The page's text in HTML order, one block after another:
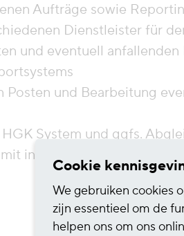
Aufträge sowie
Dienstleister für
und eventuell
Posten und Bearbeitung
System und ggfs.
internen Fachabteilungen
Cookie
We gebruiken cookies
zijn essentieel om de
helpen ons om ons